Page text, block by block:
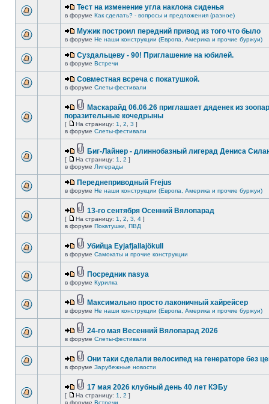
Тест на изменение угла наклона сиденья
в форуме Как сделать? - вопросы и предложения (разное)
Мужик построил передний привод из того что было
в форуме Не наши конструкции (Европа, Америка и прочие буржуи)
Суздальцеву - 90! Приглашение на юбилей.
в форуме Встречи
Совместная всреча с покатушкой.
в форуме Слеты-фестивали
Маскарайд 06.06.26 приглашает дяденек из
поразительные кочедрыны
[ На страницу: 1 2 3 ]
в форуме Слеты-фестивали
Биг-Лайнер - длиннобазный лигерад Дениса
[ На страницу: 1 2 ]
в форуме Лигерады
Переднеприводный Frejus
в форуме Не наши конструкции (Европа, Америка и прочие буржуи)
13-го сентября Осенний Вялопарад
[ На страницу: 1 2 3 4 ]
в форуме Покатушки, ПВД
Убийца Eyjafjallajökull
в форуме Самокаты и прочие конструкции
Посредник nasya
в форуме Курилка
Максимально просто лаконичный хайрейсер
в форуме Не наши конструкции (Европа, Америка и прочие буржуи)
24-го мая Весенний Вялопарад 2026
в форуме Слеты-фестивали
Они таки сделали велосипед на генераторе без
в форуме Зарубежные новости
17 мая 2026 клубный день 40 лет КЭБу
[ На страницу: 1 2 ]
в форуме Встречи